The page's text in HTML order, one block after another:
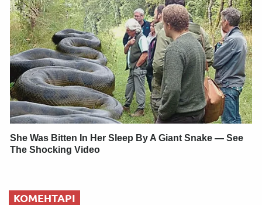
She Was Bitten In Her Sleep By A Giant Snake — See
The Shocking Video
КОМЕНТАРІ